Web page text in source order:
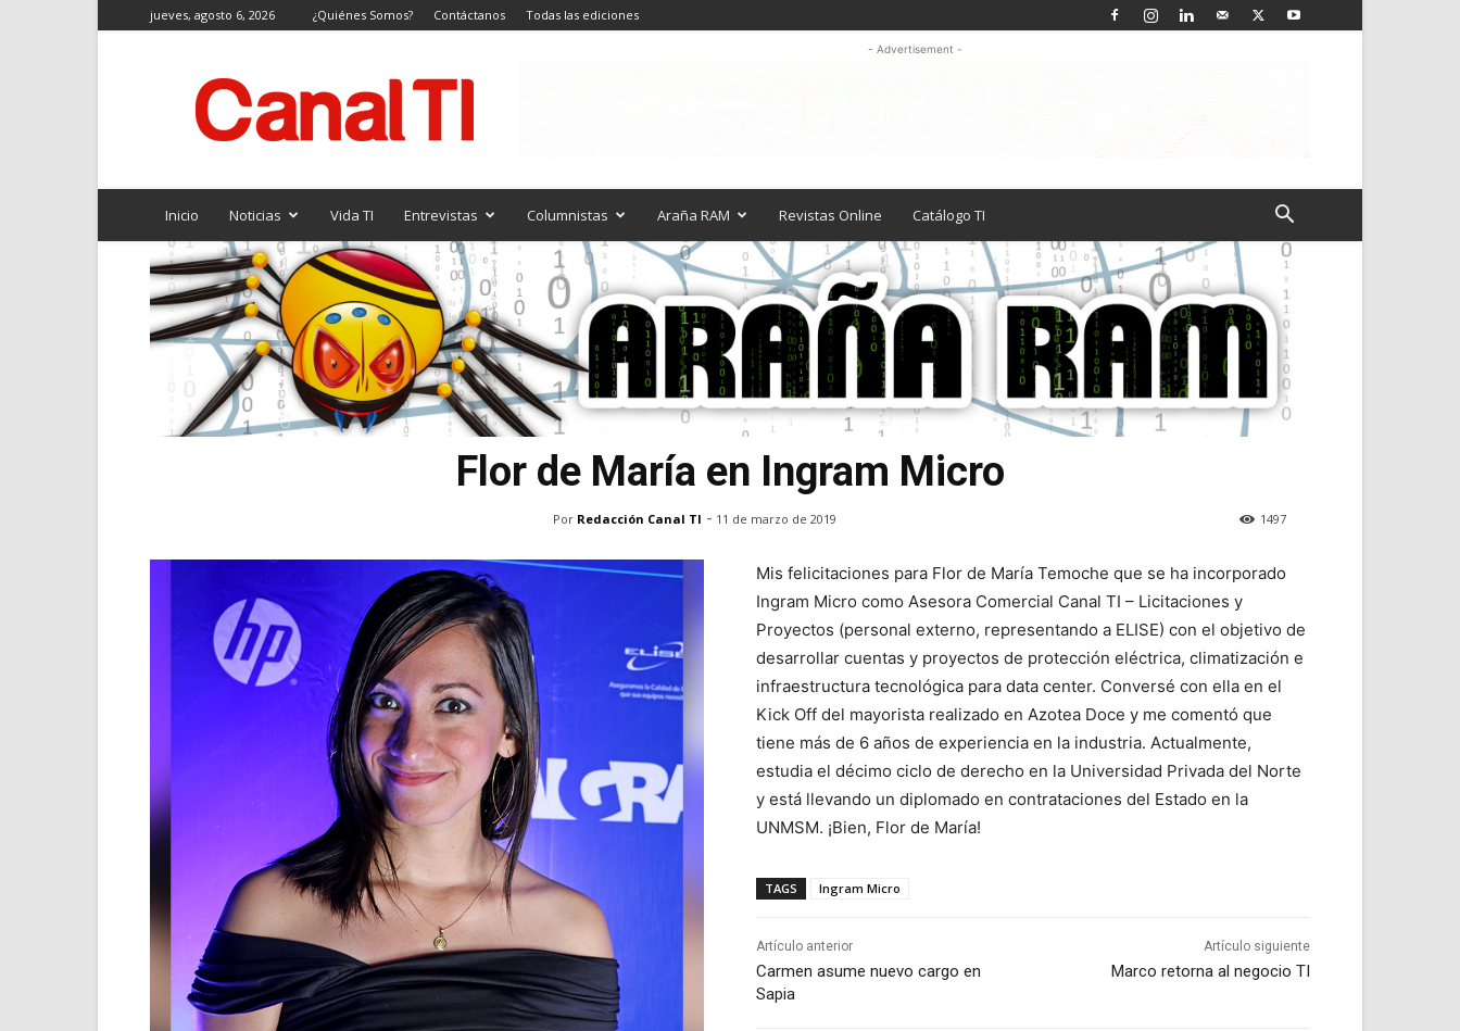
jueves, agosto 6, 2026 ¿Quiénes Somos? Contáctanos Todas las ediciones
TI
- Advertisement -
Inicio Noticias Vida TI Entrevistas Columnistas Araña RAM Revistas Online Catálogo TI
Flor de María en Ingram Micro
Por Redacción Canal TI - 11 de marzo de 2019 1497
Mis felicitaciones para Flor de María Temoche que se ha incorporado
Ingram Micro como Asesora Comercial Canal TI – Licitaciones y
Proyectos (personal externo, representando a ELISE) con el objetivo de
desarrollar cuentas y proyectos de protección eléctrica, climatización e
infraestructura tecnológica para data center. Conversé con ella en el
Kick Off del mayorista realizado en Azotea Doce y me comentó que
tiene más de 6 años de experiencia en la industria. Actualmente,
estudia el décimo ciclo de derecho en la Universidad Privada del Norte
y está llevando un diplomado en contrataciones del Estado en la
UNMSM. ¡Bien, Flor de María!
TAGS Ingram Micro
Artículo anterior
Carmen asume nuevo cargo en
Sapia
Artículo siguiente
Marco retorna al negocio TI